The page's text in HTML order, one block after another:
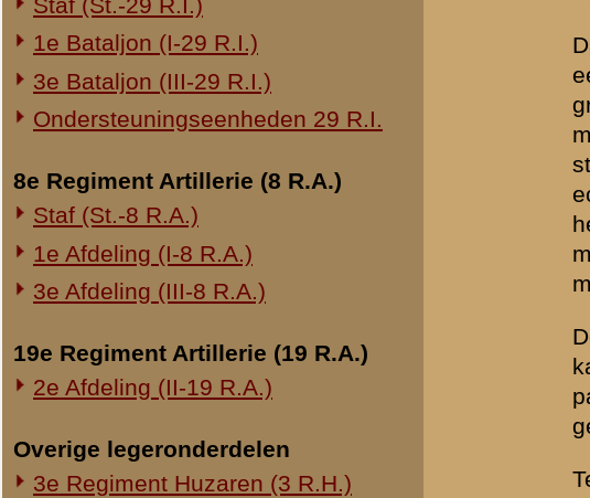
Overige artillerie-onderdelen
Rijnbatterij
1e Afdeling (I-15 R.A.)
2e Artillerie Meet Compagnie
Onderwerp gerelateerd
Opblazen spoorbrug bij Rhenen
Onderzoek Ouwehand
Pfeifpatronen
Inspectietochten C.V. 1940
Strafprocessen 1941-1942
Regimentscommandopost
Jacometti was en het
is, dat de Majoor Jacometti
opdracht heeft gegeven tot
vernomen. In de
Ook hoorde ik eenigen tijd
zich met een sectie naar
compagnie. Aldaar
naar commandopost 3-II
stoplijn van I-8 R.I. wel
daarbij aanwezig. Tenslotte
het bericht, dat Majoor
van mijn ordonnansen, die
aangevoerd, waarbij hij tot
Na het bewuste bericht van
gewaarschuwd, die
ons zeer, dat de Kapitein
Maandagmorgen bleek